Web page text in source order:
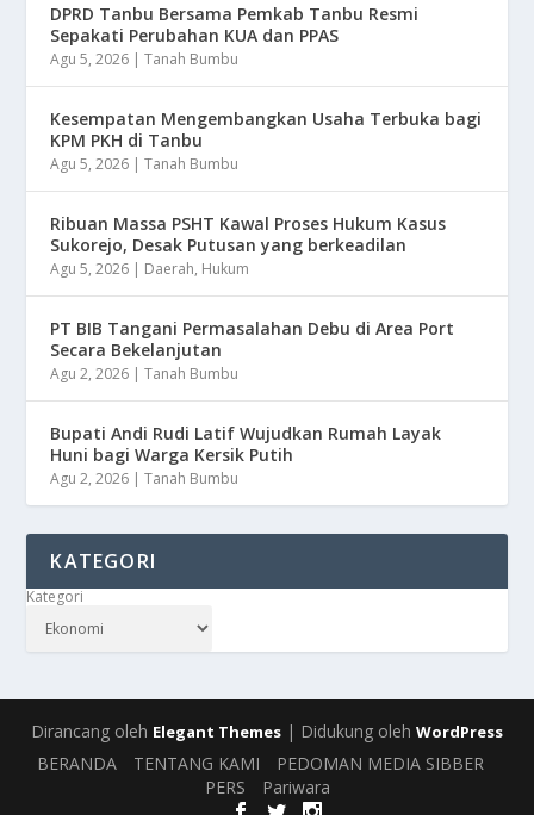
DPRD Tanbu Bersama Pemkab Tanbu Resmi
Sepakati Perubahan KUA dan PPAS
Agu 5, 2026 |Tanah Bumbu
Kesempatan Mengembangkan Usaha Terbuka bagi
KPM PKH di Tanbu
Agu 5, 2026 |Tanah Bumbu
Ribuan Massa PSHT Kawal Proses Hukum Kasus
Sukorejo, Desak Putusan yang berkeadilan
Agu 5, 2026 | Daerah, Hukum
PT BIB Tangani Permasalahan Debu di Area Port
Secara Bekelanjutan
Agu 2, 2026 |Tanah Bumbu
Bupati Andi Rudi Latif Wujudkan Rumah Layak
Huni bagi Warga Kersik Putih
Agu 2, 2026 |Tanah Bumbu
KATEGORI
Kategori
Dirancang oleh Elegant Themes | Didukung oleh WordPress
BERANDA TENTANG KAMI
PEDOMAN MEDIA SIBBER
PERS
Pariwara